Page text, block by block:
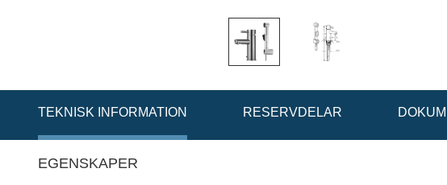
TEKNISK INFORMATION RESERVDELAR
EGENSKAPER